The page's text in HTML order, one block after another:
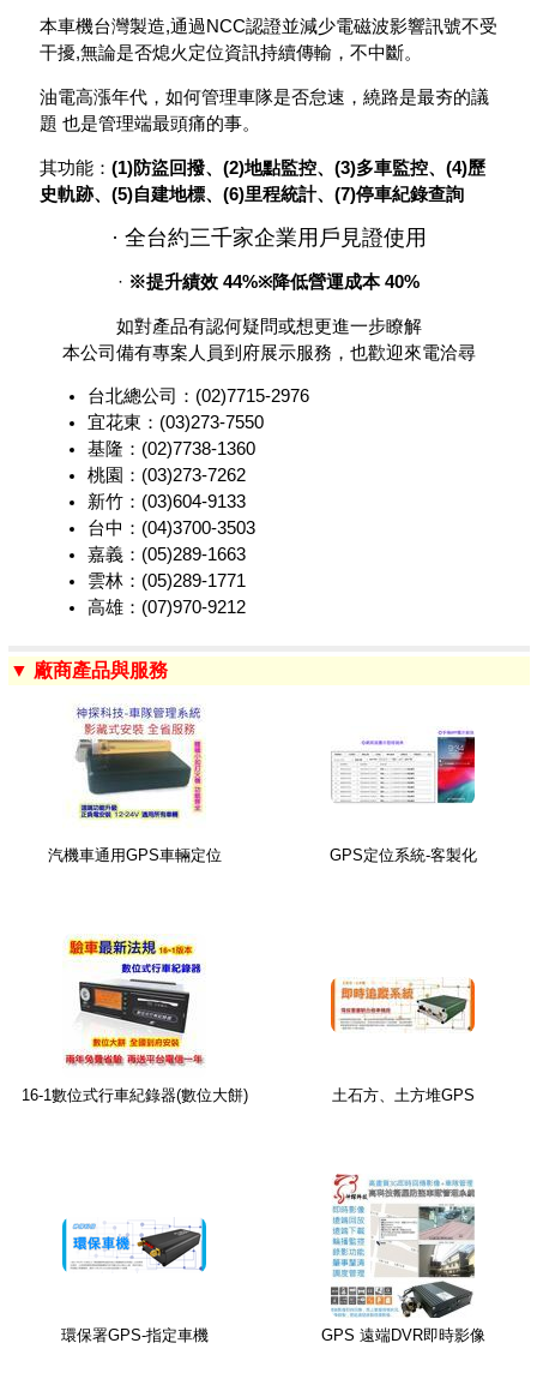
本車機台灣製造,通過NCC認證並減少電磁波影響訊號不受
干擾,無論是否熄火定位資訊持續傳輸，不中斷。
油電高漲年代，如何管理車隊是否怠速，繞路是最夯的議
題 也是管理端最頭痛的事。
其功能： (1)防盜回撥、(2)地點監控、(3)多車監控、(4)歷
史軌跡、(5)自建地標、(6)里程統計、(7)停車紀錄查詢
· 全台約三千家企業用戶見證使用
· ※提升績效 44%※降低營運成本 40%
如對產品有認何疑問或想更進一步瞭解
本公司備有專案人員到府展示服務，也歡迎來電洽尋
台北總公司：(02)7715-2976
宜花東：(03)273-7550
基隆：(02)7738-1360
桃園：(03)273-7262
新竹：(03)604-9133
台中：(04)3700-3503
嘉義：(05)289-1663
雲林：(05)289-1771
高雄：(07)970-9212
▼ 廠商產品與服務
汽機車通用GPS車輛定位 GPS定位系統-客製化
16-1數位式行車紀錄器(數位大餅) 土石方、土方堆GPS
環保署GPS-指定車機 GPS 遠端DVR即時影像